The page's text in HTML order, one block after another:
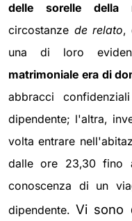
delle sorelle della
circostanze de relato,
una di loro
matrimoniale era di
abbracci
dipendente; l'altra,
volta entrare
dalle ore 23,30 fino
conoscenza di un
dipendente. Vi sono